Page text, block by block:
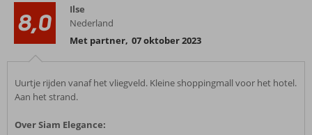
8,0
Ilse
Nederland
Met partner, 07 oktober 2023
Uurtje rijden vanaf het vliegveld. Kleine shoppingmall voor het hotel.
Aan het strand.
Over Siam Elegance: